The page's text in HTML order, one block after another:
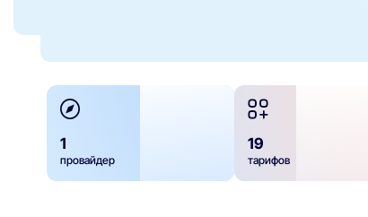
1
провайдер
19
тарифов